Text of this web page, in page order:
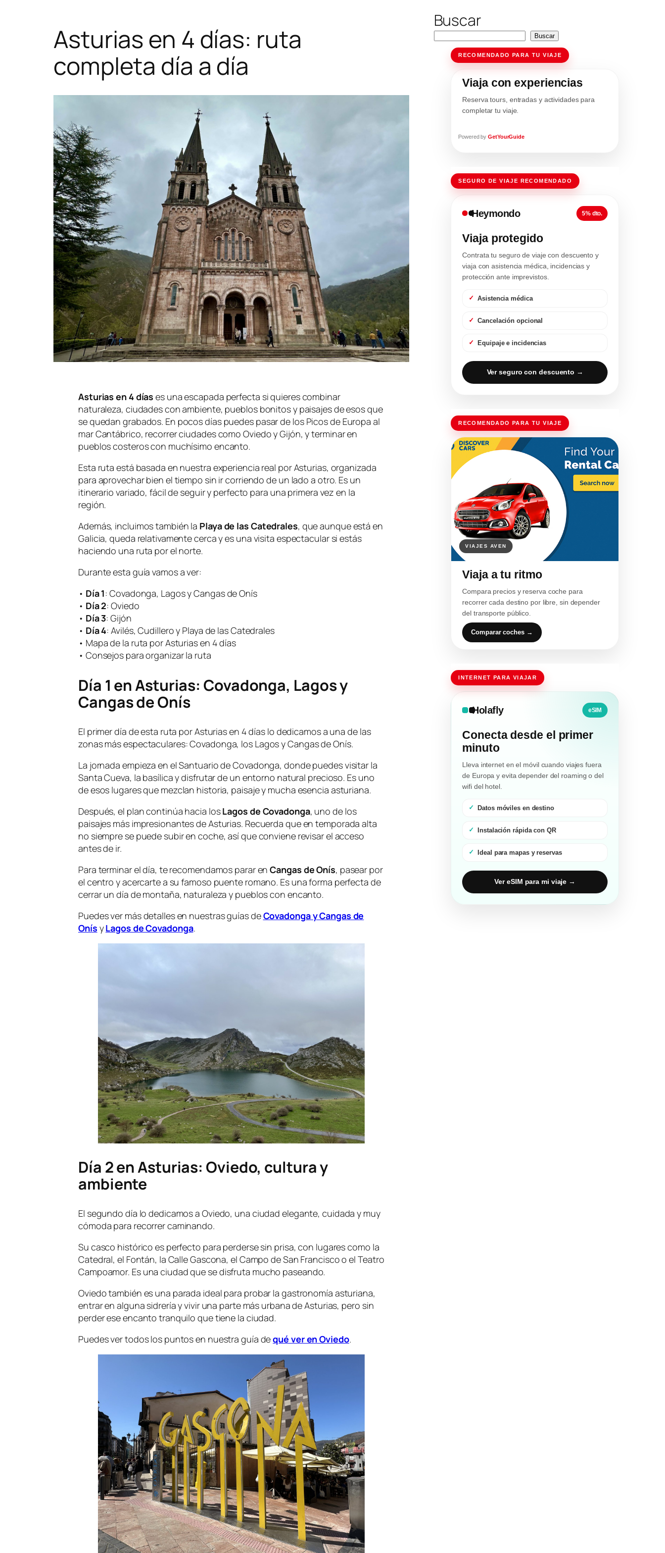
Asturias en 4 días: ruta
completa día a día
Asturias en 4 días es una escapada perfecta si quieres combinar
naturaleza, ciudades con ambiente, pueblos bonitos y paisajes de esos que
se quedan grabados. En pocos días puedes pasar de los Picos de Europa al
mar Cantábrico, recorrer ciudades como Oviedo y Gijón, y terminar en
pueblos costeros con muchísimo encanto.
Esta ruta está basada en nuestra experiencia real por Asturias, organizada
para aprovechar bien el tiempo sin ir corriendo de un lado a otro. Es un
itinerario variado, fácil de seguir y perfecto para una primera vez en la
región.
Además, incluimos también la Playa de las Catedrales, que aunque está en
Galicia, queda relativamente cerca y es una visita espectacular si estás
haciendo una ruta por el norte.
Durante esta guía vamos a ver:
• Día 1: Covadonga, Lagos y Cangas de Onís
• Día 2: Oviedo
• Día 3: Gijón
• Día 4: Avilés, Cudillero y Playa de las Catedrales
• Mapa de la ruta por Asturias en 4 días
• Consejos para organizar la ruta
Día 1 en Asturias: Covadonga, Lagos y
Cangas de Onís
El primer día de esta ruta por Asturias en 4 días lo dedicamos a una de las
zonas más espectaculares: Covadonga, los Lagos y Cangas de Onís.
La jornada empieza en el Santuario de Covadonga, donde puedes visitar la
Santa Cueva, la basílica y disfrutar de un entorno natural precioso. Es uno
de esos lugares que mezclan historia, paisaje y mucha esencia asturiana.
Después, el plan continúa hacia losLagos de Covadonga, uno de los
paisajes más impresionantes de Asturias. Recuerda que en temporada alta
no siempre se puede subir en coche, así que conviene revisar el acceso
antes de ir.
Para terminar el día, te recomendamos parar enCangas de Onís, pasear por
el centro y acercarte a su famoso puente romano. Es una forma perfecta de
cerrar un día de montaña, naturaleza y pueblos con encanto.
Puedes ver más detalles en nuestras guías deCovadonga y Cangas de
Onís yLagos de Covadonga.
Día 2 en Asturias: Oviedo, cultura y
ambiente
El segundo día lo dedicamos a Oviedo, una ciudad elegante, cuidada y muy
cómoda para recorrer caminando.
Su casco histórico es perfecto para perderse sin prisa, con lugares como la
Catedral, el Fontán, la Calle Gascona, el Campo de San Francisco o el Teatro
Campoamor. Es una ciudad que se disfruta mucho paseando.
Oviedo también es una parada ideal para probar la gastronomía asturiana,
entrar en alguna sidrería y vivir una parte más urbana de Asturias, pero sin
perder ese encanto tranquilo que tiene la ciudad.
Puedes ver todos los puntos en nuestra guía dequé ver en Oviedo.
Buscar
Buscar
RECOMENDADO PARA TU VIAJE
Viaja con experiencias
Reserva tours, entradas y actividades para
completar tu viaje.
Powered byGetYourGuide
SEGURO DE VIAJE RECOMENDADO
Heymondo 5% dto.
Viaja protegido
Contrata tu seguro de viaje con descuento y
viaja con asistencia médica, incidencias y
protección ante imprevistos.
Asistencia médica
Cancelación opcional
Equipaje e incidencias
Ver seguro con descuento →
RECOMENDADO PARA TU VIAJE
Viaja a tu ritmo
Compara precios y reserva coche para
recorrer cada destino por libre, sin depender
del transporte público.
Comparar coches →
INTERNET PARA VIAJAR
Holafly eSIM
Conecta desde el primer
minuto
Lleva internet en el móvil cuando viajes fuera
de Europa y evita depender del roaming o del
wifi del hotel.
Datos móviles en destino
Instalación rápida con QR
Ideal para mapas y reservas
Ver eSIM para mi viaje →